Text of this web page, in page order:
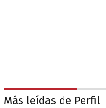
Más leídas de Perfil